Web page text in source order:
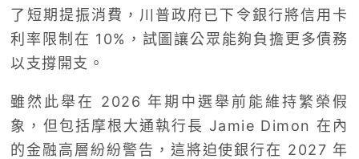
了短期提振消費，川普政府已下令銀行將信用卡
利率限制在 10%，試圖讓公眾能夠負擔更多債務
以支撐開支。
雖然此舉在 2026 年期中選舉前能維持繁榮假
象，但包括摩根大通執行長 Jamie Dimon 在內
的金融高層紛紛警告，這將迫使銀行在 2027 年